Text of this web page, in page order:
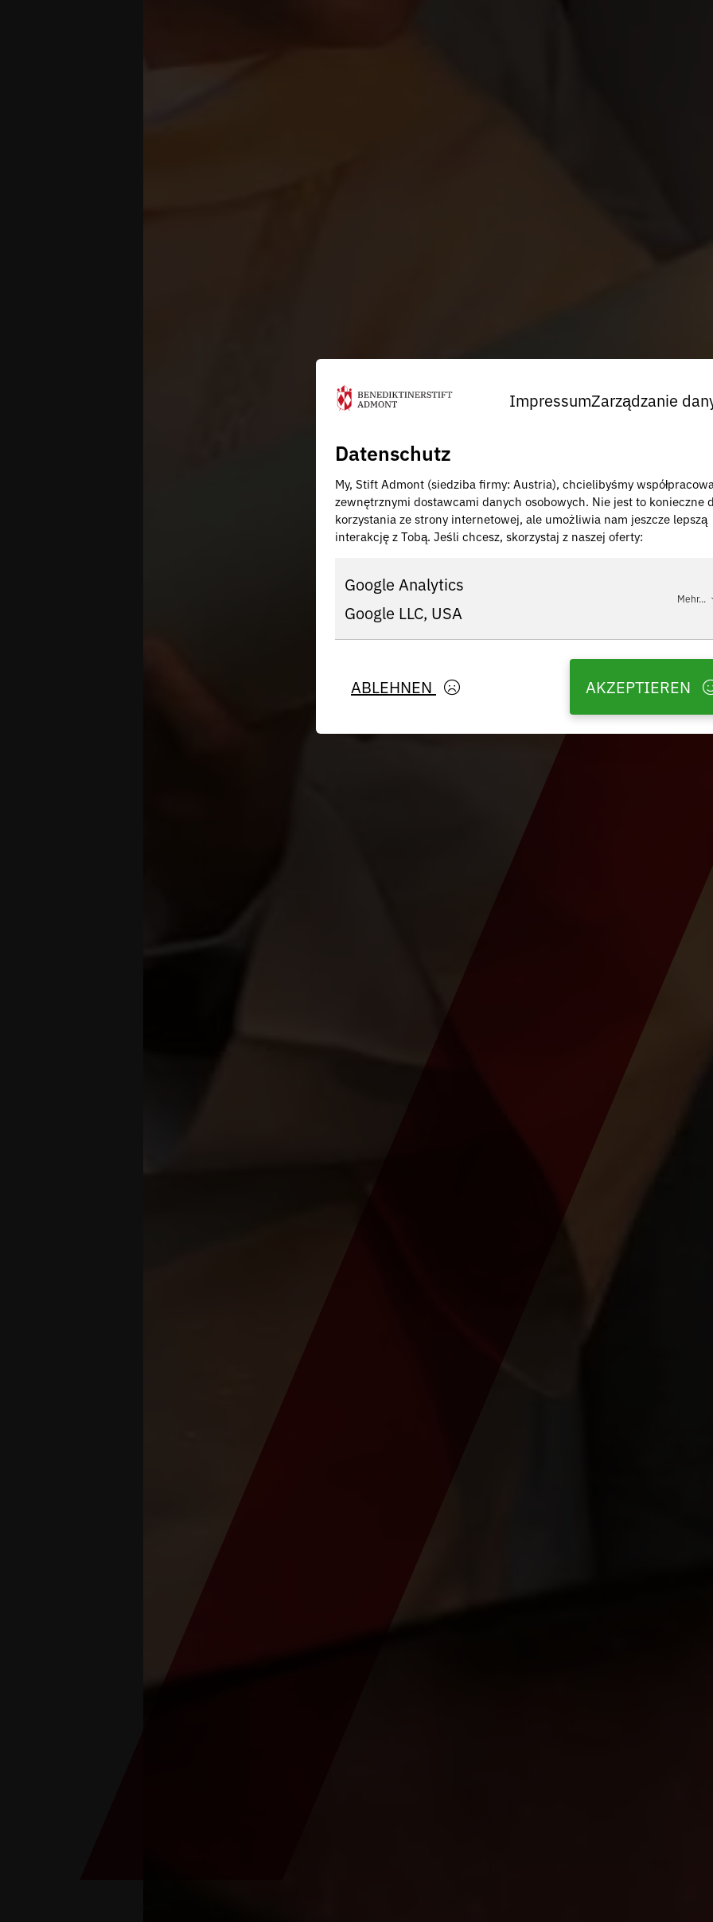
ImpressumZarządzanie
Datenschutz
My, Stift Admont (siedziba firmy: Austria), chcielibyśmy
zewnętrznymi dostawcami danych osobowych. Nie jest to konieczne
korzystania ze strony internetowej, ale umożliwia nam jeszcze lepszą
interakcję z Tobą. Jeśli chcesz, skorzystaj z naszej oferty:
Google Analytics
Google LLC, USA
Mehr...
ABLEHNEN AKZEPTIEREN